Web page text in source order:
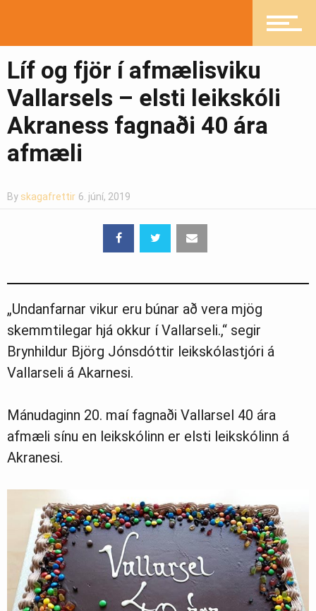
Ljósmyndasafn
Líf og fjör í afmælisviku
Vallarsels – elsti leikskóli
Akraness fagnaði 40 ára
afmæli
By skagafrettir 6. júní, 2019
„Undanfarnar vikur eru búnar að vera mjög
skemmtilegar hjá okkur í Vallarseli.,“ segir
Brynhildur Björg Jónsdóttir leikskólastjóri á
Vallarseli á Akarnesi.
Mánudaginn 20. maí fagnaði Vallarsel 40 ára
afmæli sínu en leikskólinn er elsti leikskólinn á
Akranesi.